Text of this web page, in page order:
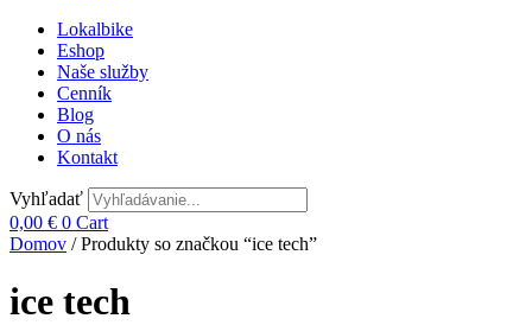
Lokalbike
Eshop
Naše služby
Cenník
Blog
O nás
Kontakt
Vyhľadať
0,00 € 0 Cart
Domov / Produkty so značkou “ice tech”
ice tech